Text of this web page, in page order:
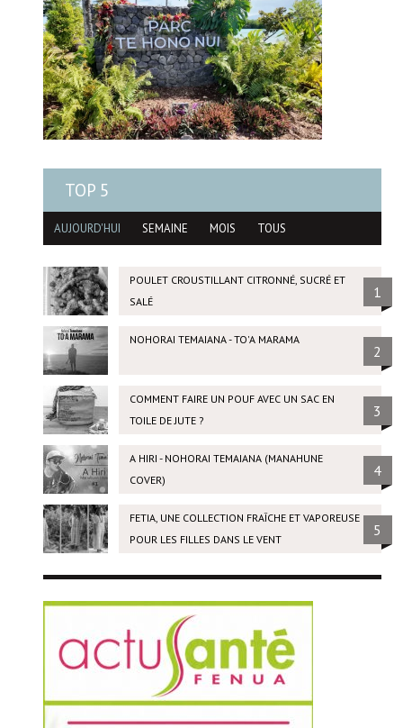
TOP 5
AUJOURD'HUI SEMAINE MOIS TOUS
POULET CROUSTILLANT CITRONNÉ, SUCRÉ ET
SALÉ
1
NOHORAI TEMAIANA - TO'A MARAMA
2
COMMENT FAIRE UN POUF AVEC UN SAC EN
TOILE DE JUTE ?
3
A HIRI - NOHORAI TEMAIANA (MANAHUNE
COVER)
4
FETIA, UNE COLLECTION FRAÎCHE ET VAPOREUSE
POUR LES FILLES DANS LE VENT
5